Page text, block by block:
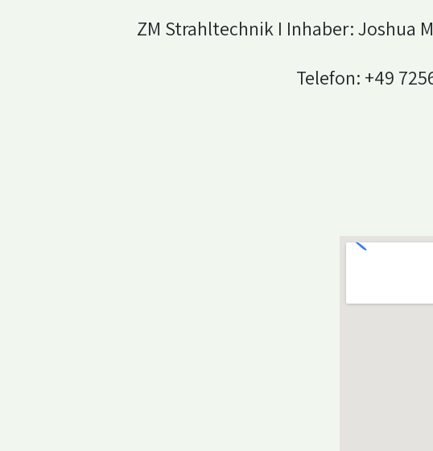
ZM Strahltechnik I Inhaber: Joshua
Telefon: +49